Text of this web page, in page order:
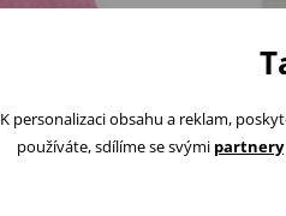
K personalizaci obsahu a reklam,
používáte, sdílíme se svými partnery